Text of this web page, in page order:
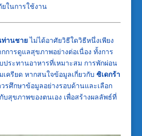
ในการใช้งาน
ท่านชายไม่ได้อาศัยวิธีใดวิธีหนึ่งเพียง
กการดูแลสุขภาพอย่างต่อเนื่อง ทั้งการ
ประทานอาหารที่เหมาะสม การพักผ่อน
ครียด หากสนใจข้อมูลเกี่ยวกับ ซิเดกร้า
รศึกษาข้อมูลอย่างรอบด้านและเลือก
บสุขภาพของตนเอง เพื่อสร้างผลลัพธ์ที่